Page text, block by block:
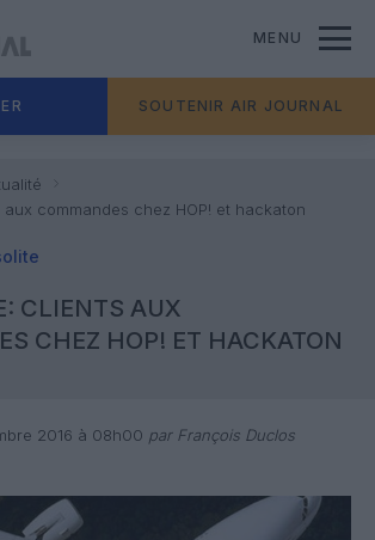
MENU
SOUTENIR AIR JOURNAL
commandes chez HOP! et hackaton
CLIENTS AUX
CHEZ HOP! ET HACKATON
2016 à 08h00 par François Duclos